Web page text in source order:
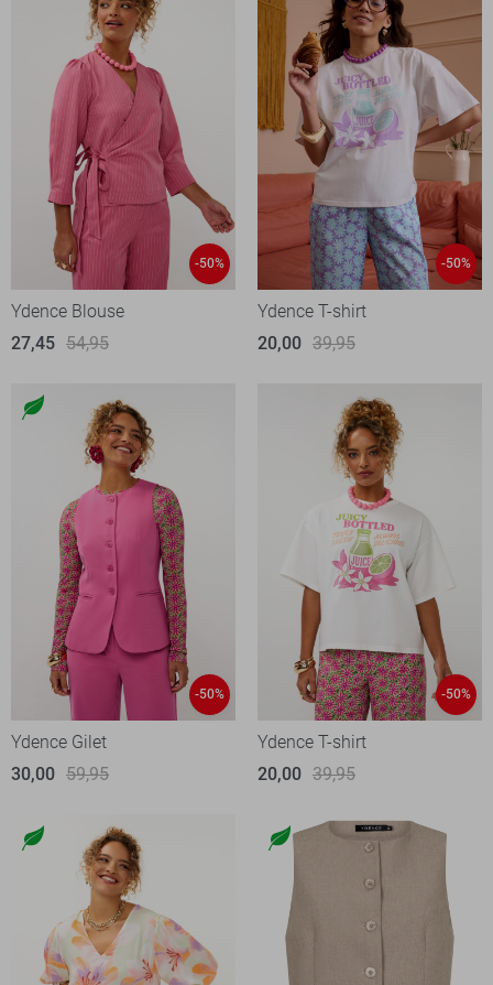
-50%
Ydence Blouse
27,45 54,95
-50%
Ydence T-shirt
20,00 39,95
-50%
Ydence Gilet
30,00 59,95
-50%
Ydence T-shirt
20,00 39,95